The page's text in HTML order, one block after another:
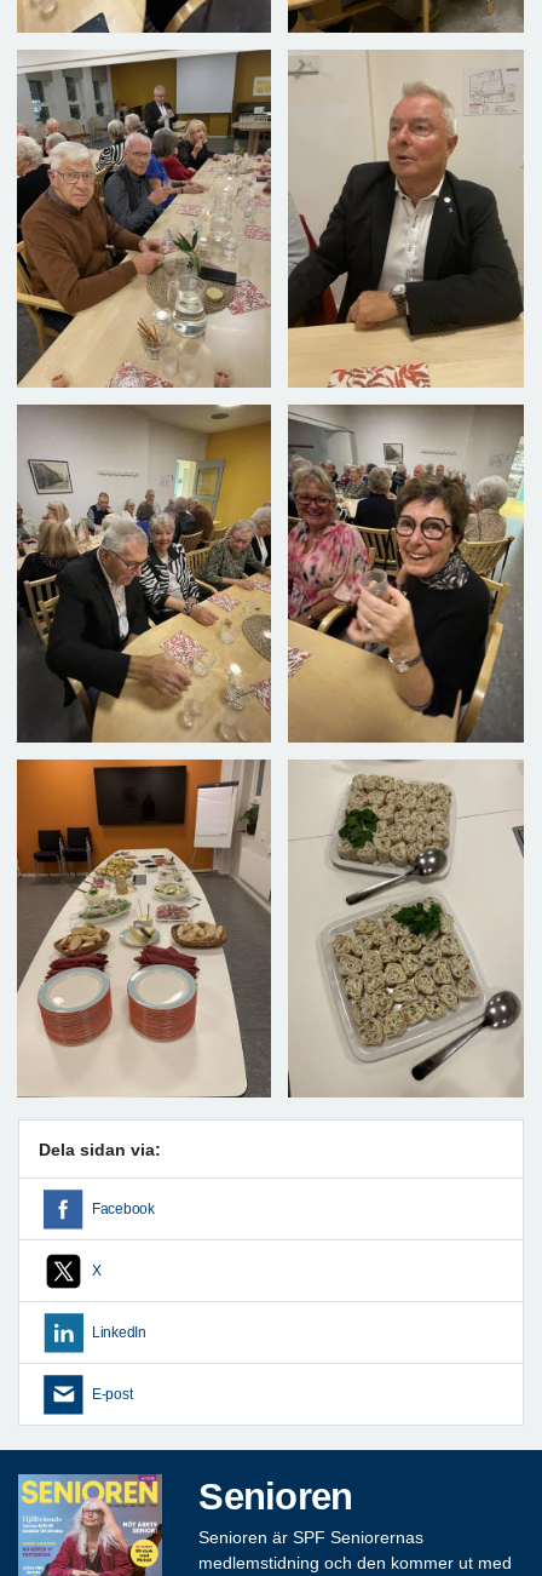
Dela sidan via:
Facebook
X
LinkedIn
E-post
Senioren
Senioren är SPF Seniorernas
medlemstidning och den kommer ut med